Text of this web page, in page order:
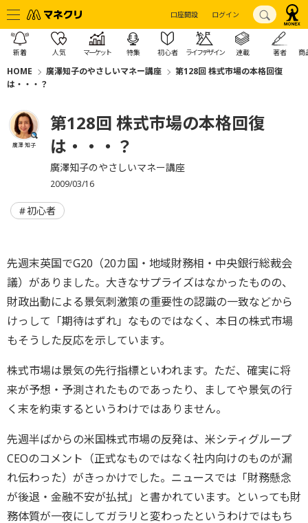
口座開設 ログイン
新着 人気 マーケット 特集 初心者 ライフデザイン 連載 著者 商
HOME 廣澤知子のやさしいマネー講座
第128回 株式市場の本格回復
は・・・？
廣澤 知子
第128回 株式市場の本格回復
は・・・？
廣澤知子のやさしいマネー講座
2009/03/16
初心者
先週末英国でG20（20カ国・地域財務相・中央銀行総裁会
議）がありました。大きなサプライズはなかったものの、
財政出動による景気刺激策の重要性の認識の一致などから
けっして「期待はずれ」なものではなく、本日の株式市場
もそうした反応を示しています。
株式市場は景気の先行指標といわれます。ただ、確実に将
来が予想・予測されたものであったり、ましてや景気の行
く末を約束するというわけではありません。
先週半ばからの米国株式市場の反発は、米シティグループ
CEOのコメント（正式なものではなく社内向けのものが漏
れ伝わった）がきっかけでした。ニュースでは「財務懸念
が後退・金融不安が払拭」と書かれています。といっても財
務体質が一夜にしてガラリと変わったというわけではもち